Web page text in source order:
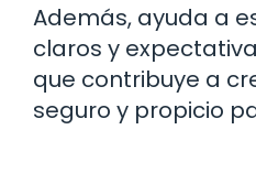
Además, ayuda a
claros y
que contribuye a
seguro y propicio